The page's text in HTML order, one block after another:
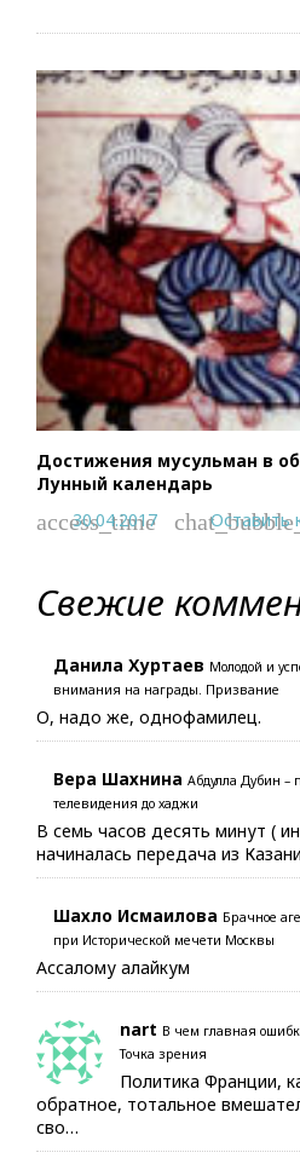
Достижения мусульман в
Лунный календарь
access_time
30.04.2017 Оставить
Свежие
Данила Хуртаев Молодой и
внимания на награды. Призвание
О, надо же, однофамилец.
Вера Шахнина Абдулла Дубин –
телевидения до хаджи
В семь часов десять минут (
начиналась передача из
Шахло Исмаилова Брачное
при Исторической мечети Москвы
Ассалому алайкум
nart В чем главная
Точка зрения
Политика Франции,
обратное, тотальное
сво…